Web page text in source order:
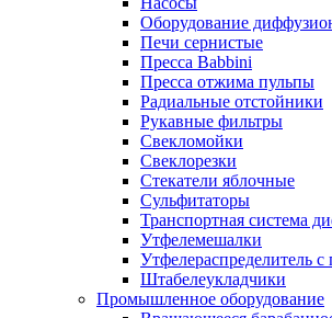
Оборудование
Печи сернистые
Пресса Babbini
Пресса отжима пульпы
Радиальные отстойники
Рукавные фильтры
Свекломойки
Свеклорезки
Стекатели яблочные
Сульфитаторы
Транспортная система
Утфелемешалки
Утфелераспределитель
Штабелеукладчики
Промышленное оборудование